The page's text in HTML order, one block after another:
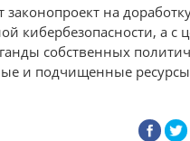
на
кибербезопасности, а с
собственных
и подчищенные